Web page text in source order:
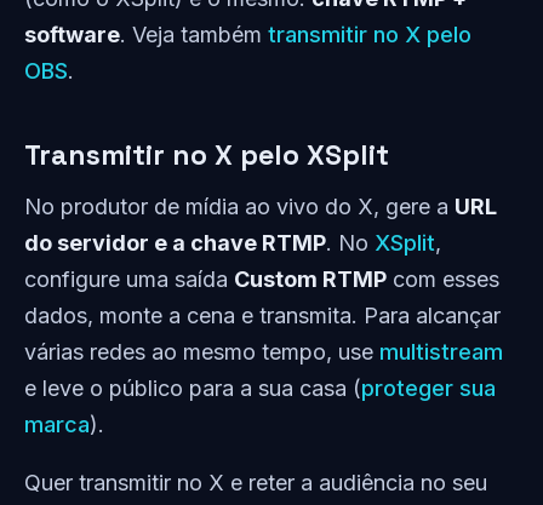
software. Veja também transmitir no X pelo
OBS.
Transmitir no X pelo XSplit
No produtor de mídia ao vivo do X, gere a URL
do servidor e a chave RTMP. No XSplit,
configure uma saída Custom RTMP com esses
dados, monte a cena e transmita. Para alcançar
várias redes ao mesmo tempo, use multistream
e leve o público para a sua casa (proteger sua
marca).
Quer transmitir no X e reter a audiência no seu